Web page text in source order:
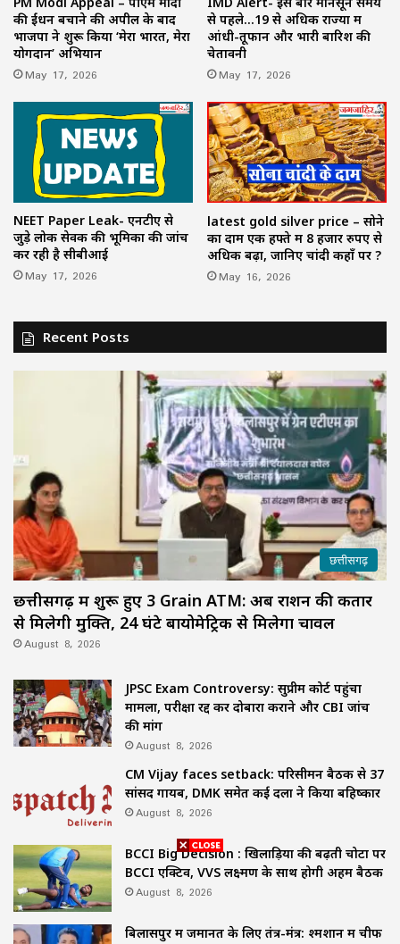
की ईंधन बचाने की अपील के बाद
भाजपा ने शुरू किया ‘मेरा भारत, मेरा
योगदान’ अभियान
May 17, 2026
से पहले…19 से अधिक राज्यों में
आंधी-तूफान और भारी बारिश की
चेतावनी
May 17, 2026
NEET Paper Leak- एनटीए से
जुड़े लोक सेवक की भूमिका की जांच
कर रही है सीबीआई
May 17, 2026
latest gold silver price – सोने
का दाम एक हफ्ते में 8 हजार रुपए से
अधिक बढ़ा, जानिए चांदी कहाँ पर ?
May 16, 2026
Recent Posts
छत्तीसगढ़
छत्तीसगढ़ में शुरू हुए 3 Grain ATM: अब राशन की कतार
से मिलेगी मुक्ति, 24 घंटे बायोमेट्रिक से मिलेगा चावल
August 8, 2026
JPSC Exam Controversy: सुप्रीम कोर्ट पहुंचा
मामला, परीक्षा रद्द कर दोबारा कराने और CBI जांच
की मांग
August 8, 2026
CM Vijay faces setback: परिसीमन बैठक से 37
सांसद गायब, DMK समेत कई दलों ने किया बहिष्कार
August 8, 2026
BCCI Big Decision : खिलाड़ियों की बढ़ती चोटों पर
BCCI एक्टिव, VVS लक्ष्मण के साथ होगी अहम बैठक
August 8, 2026
बिलासपुर में जमानत के लिए तंत्र-मंत्र: श्मशान में चीफ